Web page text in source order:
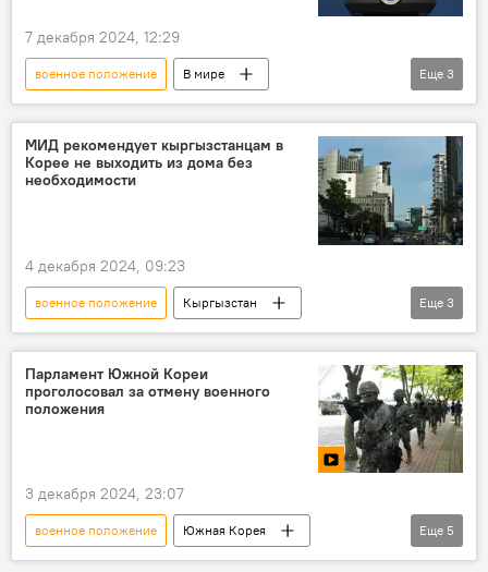
7 декабря 2024, 12:29
военное положение
В мире
Южная Корея
президент
отставка
Юн Сок Ёль
Еще 3
МИД рекомендует кыргызстанцам в
Корее не выходить из дома без
необходимости
4 декабря 2024, 09:23
военное положение
Кыргызстан
Южная Корея
МИД рекомендация
Еще 3
Парламент Южной Кореи
проголосовал за отмену военного
положения
3 декабря 2024, 23:07
военное положение
Южная Корея
парламент
отмена
В мире
Еще 5